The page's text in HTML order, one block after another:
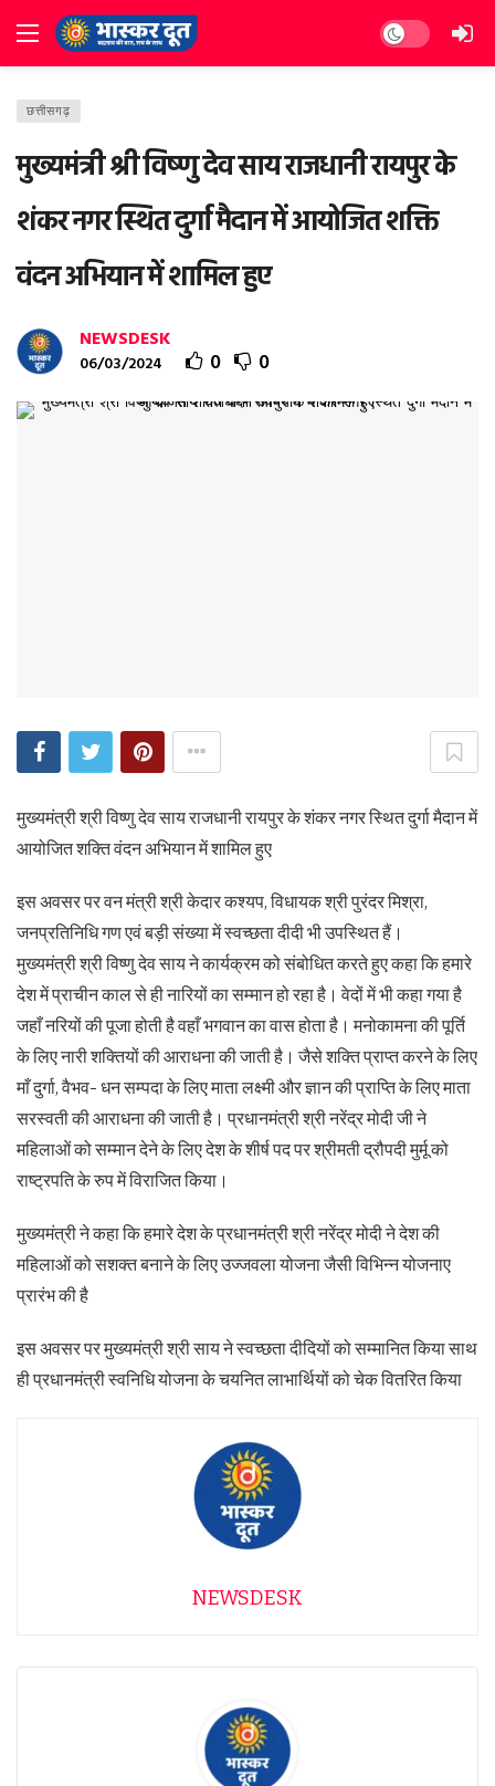
Dark mode
छत्तीसगढ़
मुख्यमंत्री श्री विष्णु देव साय राजधानी रायपुर के
शंकर नगर स्थित दुर्गा मैदान में आयोजित शक्ति
वंदन अभियान में शामिल हुए
NEWSDESK
06/03/2024 0 0
मुख्यमंत्री श्री विष्णु देव साय राजधानी रायपुर के शंकर नगर स्थित दुर्गा मैदान में
आयोजित शक्ति वंदन अभियान में शामिल हुए
इस अवसर पर वन मंत्री श्री केदार कश्यप, विधायक श्री पुरंदर मिश्रा,
जनप्रतिनिधि गण एवं बड़ी संख्या में स्वच्छता दीदी भी उपस्थित हैं।
मुख्यमंत्री श्री विष्णु देव साय ने कार्यक्रम को संबोधित करते हुए कहा कि हमारे
देश में प्राचीन काल से ही नारियों का सम्मान हो रहा है। वेदों में भी कहा गया है
जहाँ नरियों की पूजा होती है वहाँ भगवान का वास होता है। मनोकामना की पूर्ति
के लिए नारी शक्तियों की आराधना की जाती है। जैसे शक्ति प्राप्त करने के लिए
माँ दुर्गा, वैभव- धन सम्पदा के लिए माता लक्ष्मी और ज्ञान की प्राप्ति के लिए माता
सरस्वती की आराधना की जाती है। प्रधानमंत्री श्री नरेंद्र मोदी जी ने
महिलाओं को सम्मान देने के लिए देश के शीर्ष पद पर श्रीमती द्रौपदी मुर्मू को
राष्ट्रपति के रुप में विराजित किया।
मुख्यमंत्री ने कहा कि हमारे देश के प्रधानमंत्री श्री नरेंद्र मोदी ने देश की
महिलाओं को सशक्त बनाने के लिए उज्जवला योजना जैसी विभिन्न योजनाए
प्रारंभ की है
इस अवसर पर मुख्यमंत्री श्री साय ने स्वच्छता दीदियों को सम्मानित किया साथ
ही प्रधानमंत्री स्वनिधि योजना के चयनित लाभार्थियों को चेक वितरित किया
NEWSDESK